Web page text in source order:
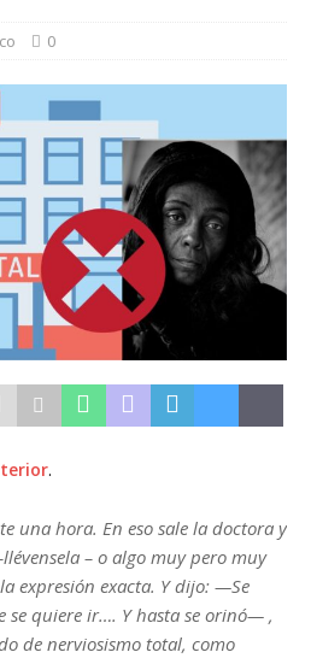
0
.
una hora. En eso sale la doctora y
– o algo muy pero muy
expresión exacta. Y dijo: —Se
se quiere ir…. Y hasta se orinó— ,
de nerviosismo total, como